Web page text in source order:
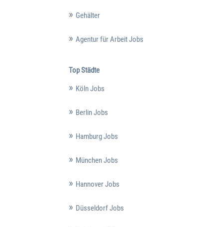
Gehälter
Agentur für Arbeit Jobs
Top Städte
Köln Jobs
Berlin Jobs
Hamburg Jobs
München Jobs
Hannover Jobs
Düsseldorf Jobs